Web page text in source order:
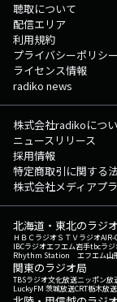
聴取について
配信エリア
利用規約
プライバシーポリシー
ライセンス情報
radiko news
株式会社radikoにつ
ニュースリリース
採用情報
特定商取引に関する
株式会社メディアプ
北海道・東北のラジ
ＨＢＣラジオＳＴＶラジオAIR-
IBCラジオエフエム岩手tbcラジ
Rhythm Station エフエム山
関東のラジオ局
TBSラジオ文化放送ニッポン放
LuckyFM 茨城放送CRT栃木放送